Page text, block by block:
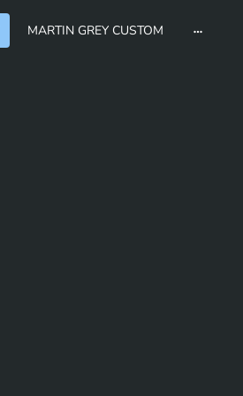
MARTIN GREY CUSTOM